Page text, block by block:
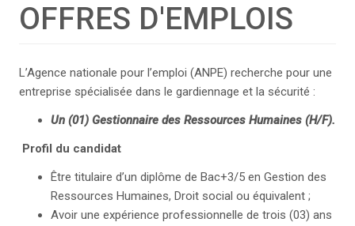
OFFRES D'EMPLOIS
L’Agence nationale pour l’emploi (ANPE) recherche pour une
entreprise spécialisée dans le gardiennage et la sécurité :
Un (01) Gestionnaire des Ressources Humaines (H/F).
Profil du candidat
Être titulaire d’un diplôme de Bac+3/5 en Gestion des
Ressources Humaines, Droit social ou équivalent ;
Avoir une expérience professionnelle de trois (03) ans